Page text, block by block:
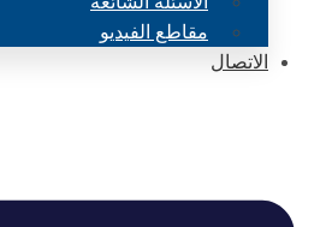
مقاطع الفيديو
الاتصال